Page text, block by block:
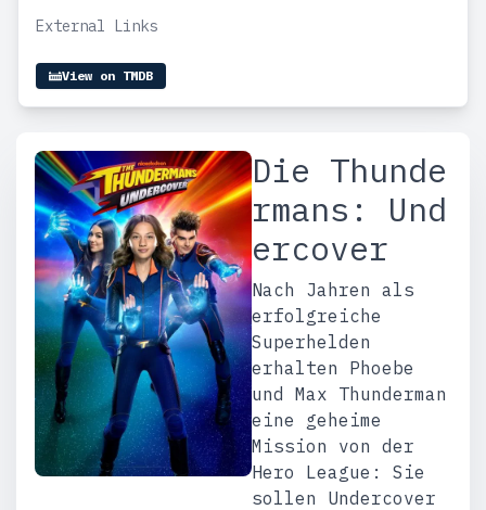
External Links
View on TMDB
Die Thunde
rmans: Und
ercover
Nach Jahren als
erfolgreiche
Superhelden
erhalten Phoebe
und Max Thunderman
eine geheime
Mission von der
Hero League: Sie
sollen Undercover